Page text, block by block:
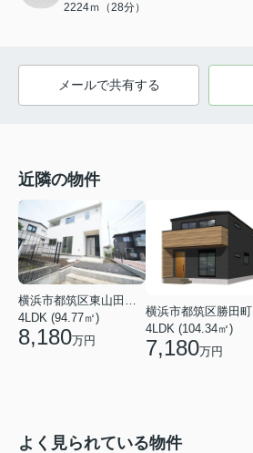
2224ｍ（28分）
メールで共有する
近隣の物件
横浜市都筑区東山田１丁目
4LDK (94.77㎡)
8,180万円
横浜市都筑区勝田町
4LDK (104.34㎡)
7,180万円
よく見られている物件